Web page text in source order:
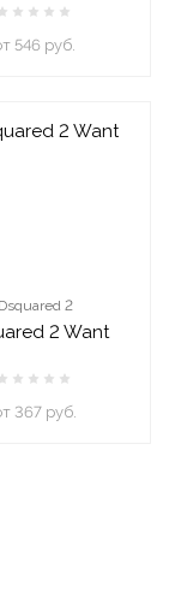
546 руб.
Dsquared 2
2 Want
367 руб.